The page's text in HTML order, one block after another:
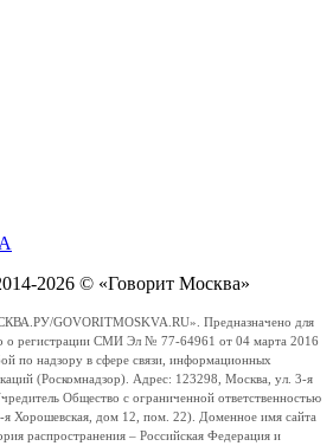
2026 © «Говорит Москва»
GOVORITMOSKVA.RU». Предназначено для
о регистрации СМИ Эл № 77-64961 от 04 марта 2016
по надзору в сфере связи, информационных
(Роскомнадзор). Адрес: 123298, Москва, ул. 3-я
Общество с ограниченной ответственностью
Хорошевская, дом 12, пом. 22). Доменное имя сайта
распространения – Российская Федерация и